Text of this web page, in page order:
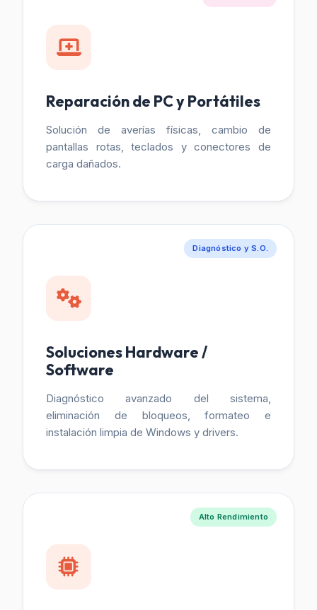
Reparación de PC y Portátiles
Solución de averías físicas, cambio de
pantallas rotas, teclados y conectores de
carga dañados.
Diagnóstico y S.O.
Soluciones Hardware /
Software
Diagnóstico avanzado del sistema,
eliminación de bloqueos, formateo e
instalación limpia de Windows y drivers.
Alto Rendimiento